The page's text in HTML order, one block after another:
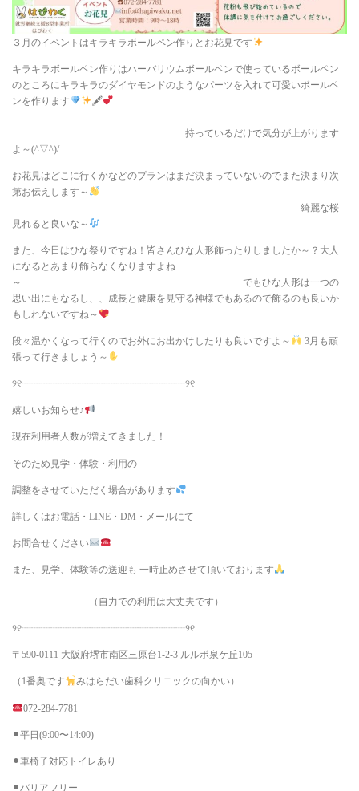
３月のイベントはキラキラボールペン作りとお花見です
キラキラボールペン作りはハーバリウムボールペンで使っているボールペン
のところにキラキラのダイヤモンドのようなパーツを入れて可愛いボールペ
ンを作ります
🖋
持っているだけで気分が上がります
よ～(^▽^)/
お花見はどこに行くかなどのプランはまだ決まっていないのでまた決まり次
第お伝えします～
綺麗な桜
見れると良いな～
また、今日はひな祭りですね！皆さんひな人形飾ったりしましたか～？大人
になるとあまり飾らなくなりますよね
～ でもひな人形は一つの
思い出にもなるし、、成長と健康を見守る神様でもあるので飾るのも良いか
もしれないですね～
段々温かくなって行くのでお外にお出かけしたりも良いですよ～
3月も頑
張って行きましょう～
୨୧┈┈┈┈┈┈┈┈┈┈┈┈┈┈┈┈┈୨୧
嬉しいお知らせ♪
現在利用者人数が増えてきました！
そのため見学・体験・利用の
調整をさせていただく場合があります
詳しくはお電話・LINE・DM・メールにて
お問合せください
また、見学、体験等の送迎も 一時止めさせて頂いております
（自力での利用は大丈夫です）
୨୧┈┈┈┈┈┈┈┈┈┈┈┈┈┈┈┈┈୨୧
〒590-0111 大阪府堺市南区三原台1-2-3 ルルポ泉ケ丘105
（1番奥です みはらだい歯科クリニックの向かい）
072-284-7781
⚫︎平日(9:00〜14:00)
⚫︎車椅子対応トイレあり
⚫︎バリアフリー